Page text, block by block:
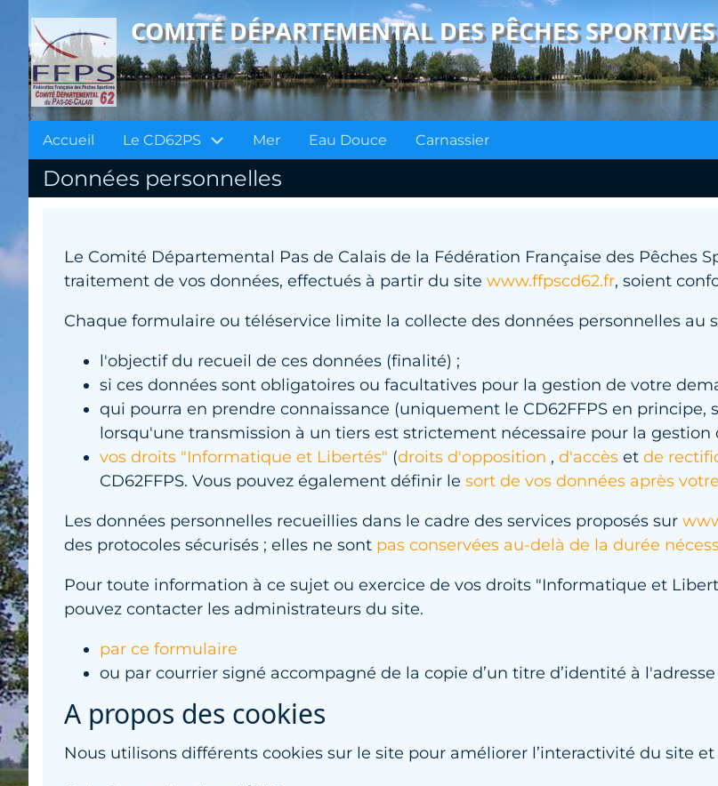
Aller
au
contenu
principal
COMITÉ DÉPARTEMENTAL DES PÊCHES
Principal
CD62PS
Accueil Le CD62PS Mer Eau Douce Carnassier
Données personnelles
Le Comité Départemental Pas de Calais de la Fédération Française des Pêches
traitement de vos données, effectués à partir du site www.ffpscd62.fr, soient
Chaque formulaire ou téléservice limite la collecte des données personnelles au
l'objectif du recueil de ces données (finalité) ;
si ces données sont obligatoires ou facultatives pour la gestion de votre
qui pourra en prendre connaissance (uniquement le CD62FFPS en
lorsqu'une transmission à un tiers est strictement nécessaire pour la gestion
vos droits "Informatique et Libertés" (droits d'opposition , d'accès et de
CD62FFPS. Vous pouvez également définir le sort de vos données après
Les données personnelles recueillies dans le cadre des services proposés sur
des protocoles sécurisés ; elles ne sont pas conservées au-delà de la durée
Pour toute information à ce sujet ou exercice de vos droits "Informatique et
pouvez contacter les administrateurs du site.
par ce formulaire
ou par courrier signé accompagné de la copie d’un titre d’identité à
A propos des cookies
Nous utilisons différents cookies sur le site pour améliorer l’interactivité du site